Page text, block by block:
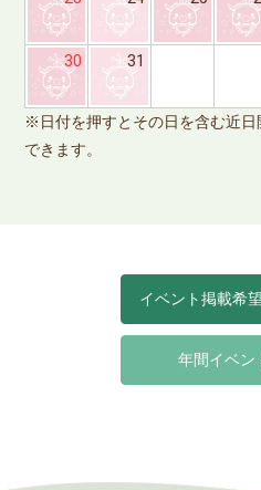
30 31
※日付を押すとその日を含む近
できます。
イベント掲載希
年間イベン